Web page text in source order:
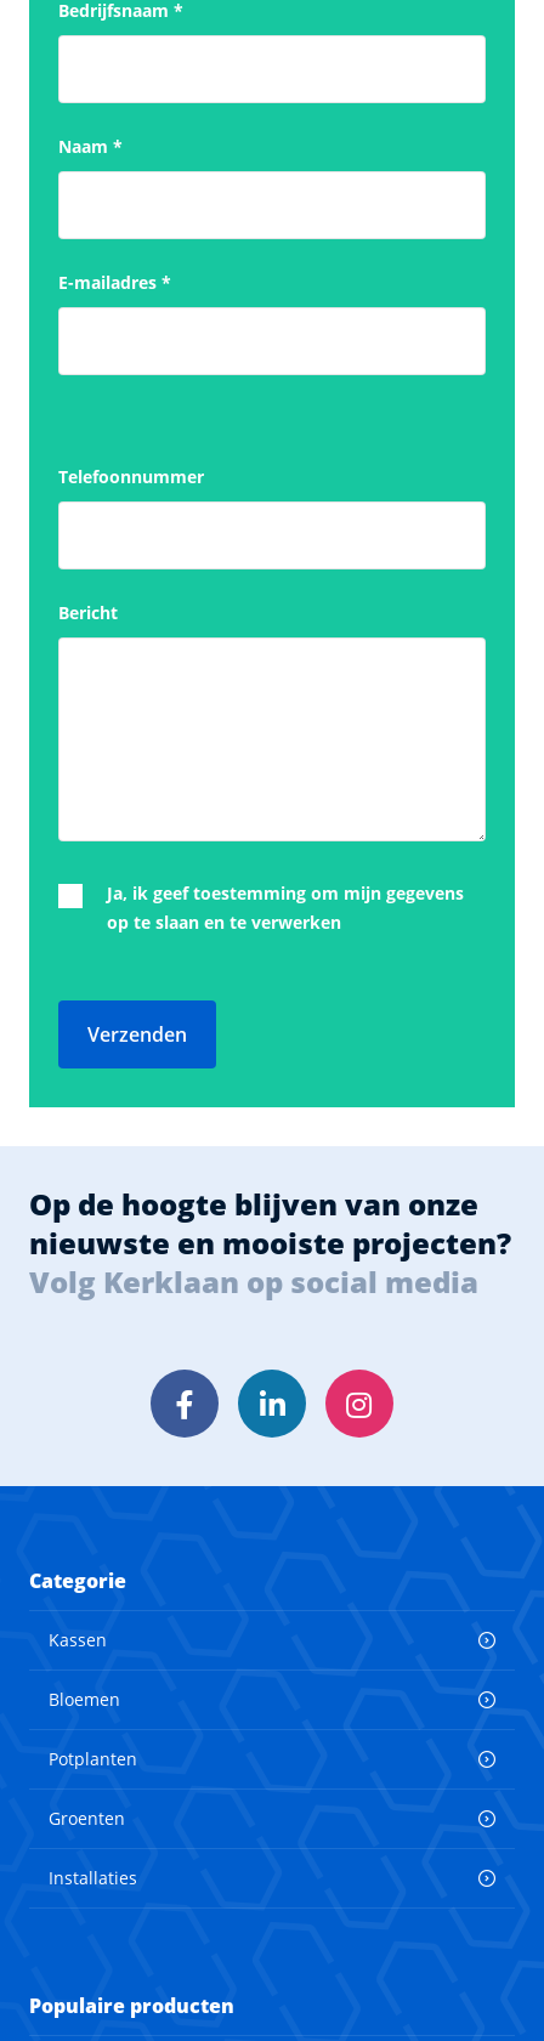
Bedrijfsnaam *
Naam *
E-mailadres *
Telefoonnummer
Bericht
Ja, ik geef toestemming om mijn gegevens
op te slaan en te verwerken
Verzenden
Op de hoogte blijven van onze
nieuwste en mooiste projecten?
Volg Kerklaan op social media
FacebookLinkedInInstagram
Categorie
Kassen
Bloemen
Potplanten
Groenten
Installaties
Populaire producten